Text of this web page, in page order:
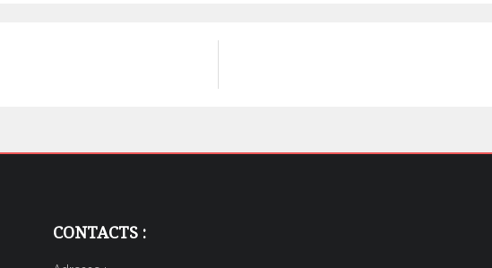
CONTACTS :